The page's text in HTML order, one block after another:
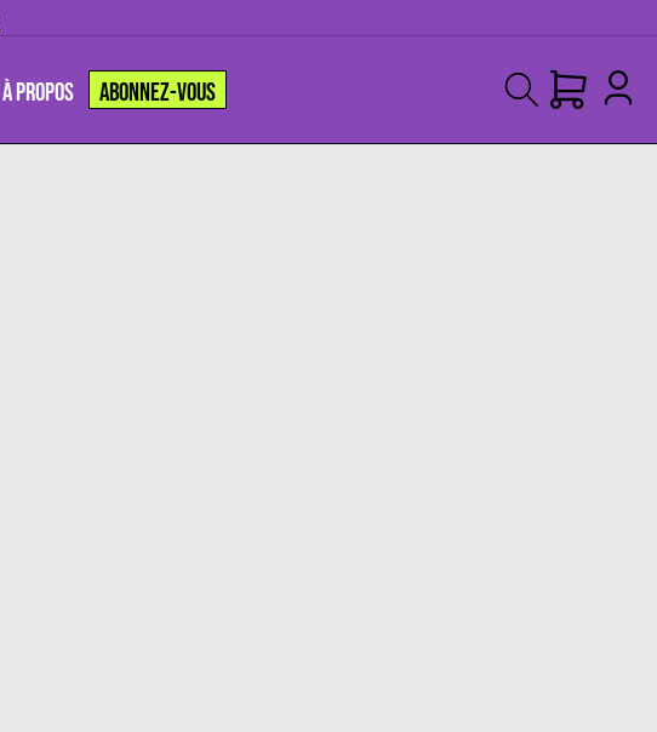
À PROPOS ABONNEZ-VOUS